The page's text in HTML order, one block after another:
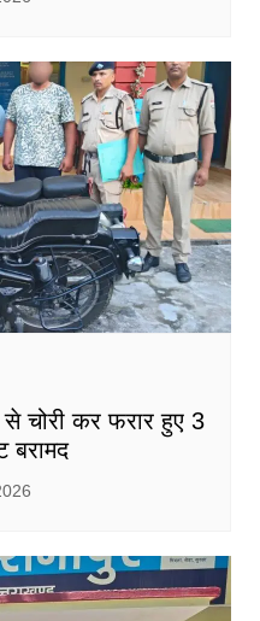
से चोरी कर फरार हुए 3
बरामद